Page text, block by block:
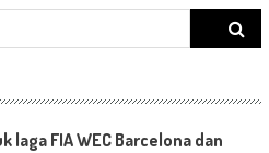
Search
for:
FIA WEC Barcelona dan